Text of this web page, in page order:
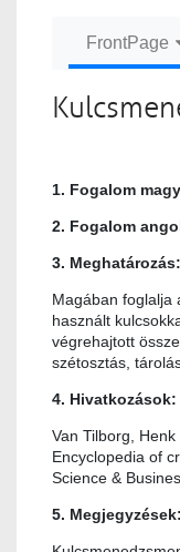
FrontPage
1. Fogalom
2. Fogalom
3. Meghatározás:
Magában foglalja
használt
végrehajtott
szétosztás,
4. Hivatkozások:
Van Tilborg,
Encyclopedia of
Science &
5. Megjegyzések: